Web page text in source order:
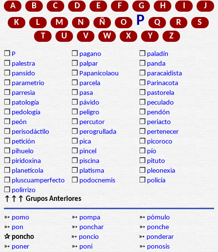
A B C D E F G H I
J
K
L M N Ñ O P Q R
S
T
U V W X Y Z
❒ P ❒ pagano ❒ paladín
❒ palestra ❒ palpar ❒ panda
❒ pansido ❒ Papanicolaou ❒ paracaidista
❒ parametrio ❒ parcela ❒ Parinacota
❒ parresia ❒ pasa ❒ pastorela
❒ patología ❒ pávido ❒ peculado
❒ pedología ❒ peligro ❒ pendón
❒ peón ❒ percutor ❒ periacto
❒ perisodáctilo ❒ perogrullada ❒ pertenecer
❒ petición ❒ pica ❒ picoroco
❒ pihuelo ❒ pincel ❒ pío
❒ piridoxina ❒ piscina ❒ pituto
❒ planetícola ❒ platisma ❒ pleonexia
❒ pluscuamperfecto ❒ podocnemis ❒ policía
❒ polirrizo
↑↑↑ Grupos Anteriores
➳ pomo ➳ pompa ➳ pómulo
➳ pon ➳ ponchar ➳ ponche
✰ poncho
➳ poncio ➳ ponderar
➳ poner ➳ poni ➳ ponosis